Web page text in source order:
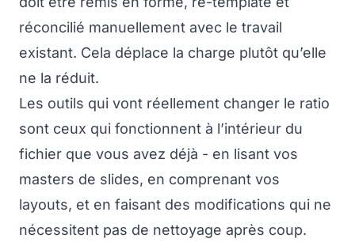
réconcilié manuellement avec le travail
existant. Cela déplace la charge plutôt qu’elle
ne la réduit.
Les outils qui vont réellement changer le ratio
sont ceux qui fonctionnent à l’intérieur du
fichier que vous avez déjà - en lisant vos
masters de slides, en comprenant vos
layouts, et en faisant des modifications qui ne
nécessitent pas de nettoyage après coup.